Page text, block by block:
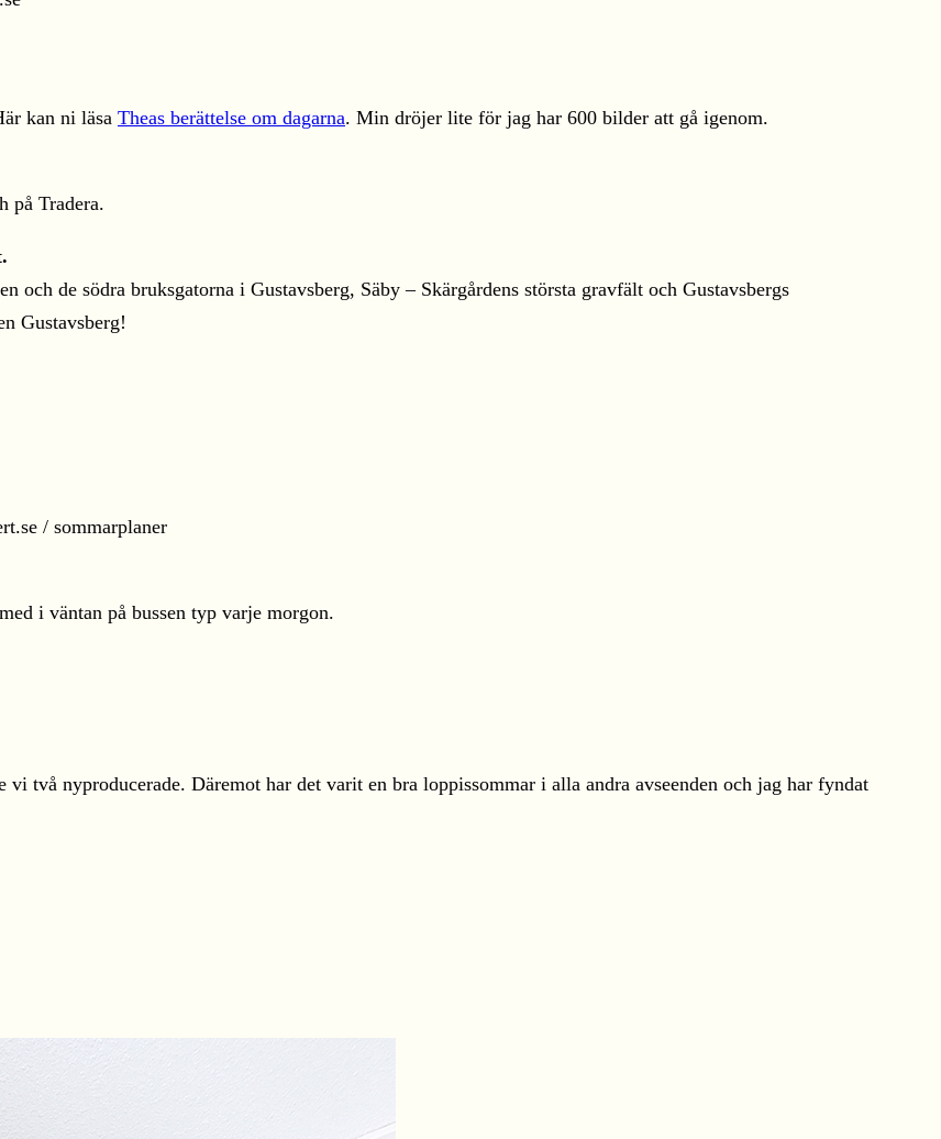
kan ni läsa Theas berättelse om dagarna. Min dröjer lite för jag har 600 bilder att gå igenom.
på Tradera.
och de södra bruksgatorna i Gustavsberg, Säby – Skärgårdens största gravfält och Gustavsbergs
Gustavsberg!
i väntan på bussen typ varje morgon.
två nyproducerade. Däremot har det varit en bra loppissommar i alla andra avseenden och jag har fyndat